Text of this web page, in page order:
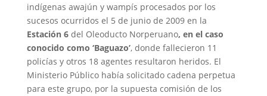
indígenas awajún y wampís procesados por los
sucesos ocurridos el 5 de junio de 2009 en la
Estación 6del Oleoducto Norperuano, en el caso
conocido como ‘Baguazo’, donde fallecieron 11
policías y otros 18 agentes resultaron heridos. El
Ministerio Público había solicitado cadena perpetua
para este grupo, por la supuesta comisión de los